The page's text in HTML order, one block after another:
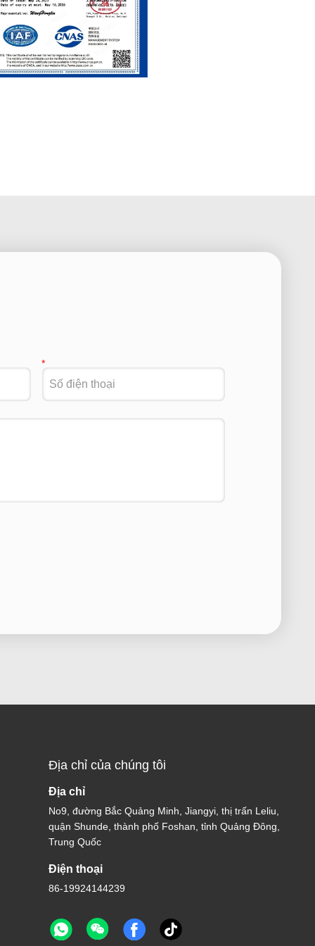
Địa chỉ của chúng tôi
Địa chỉ
No9, đường Bắc Quảng Minh, Jiangyi, thị trấn Leliu,
quận Shunde, thành phố Foshan, tỉnh Quảng Đông,
Trung Quốc
Điện thoại
86-19924144239